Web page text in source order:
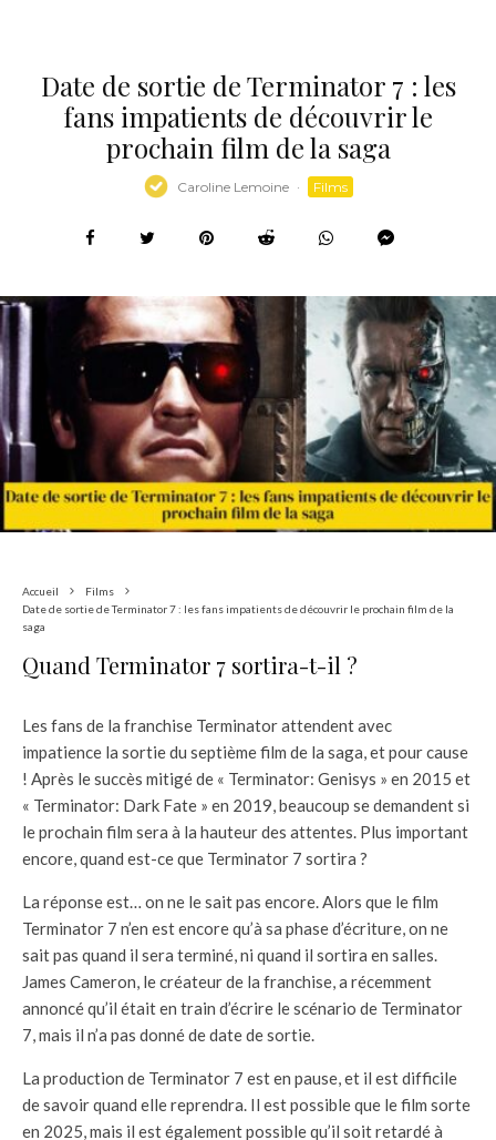
Date de sortie de Terminator 7 : les
fans impatients de découvrir le
prochain film de la saga
Caroline Lemoine · Films
Accueil
Films
Date de sortie de Terminator 7 : les fans impatients de découvrir le prochain film de la
saga
Quand Terminator 7 sortira-t-il ?
Les fans de la franchise Terminator attendent avec
impatience la sortie du septième film de la saga, et pour cause
! Après le succès mitigé de « Terminator: Genisys » en 2015 et
« Terminator: Dark Fate » en 2019, beaucoup se demandent si
le prochain film sera à la hauteur des attentes. Plus important
encore, quand est-ce que Terminator 7 sortira ?
La réponse est… on ne le sait pas encore. Alors que le film
Terminator 7 n’en est encore qu’à sa phase d’écriture, on ne
sait pas quand il sera terminé, ni quand il sortira en salles.
James Cameron, le créateur de la franchise, a récemment
annoncé qu’il était en train d’écrire le scénario de Terminator
7, mais il n’a pas donné de date de sortie.
La production de Terminator 7 est en pause, et il est difficile
de savoir quand elle reprendra. Il est possible que le film sorte
en 2025, mais il est également possible qu’il soit retardé à